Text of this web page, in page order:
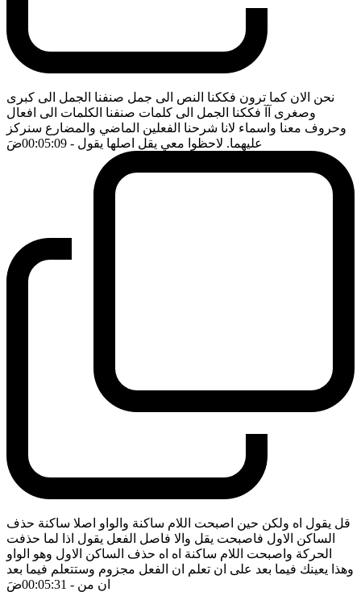
نحن الان كما ترون فككنا النص الى جمل صنفنا الجمل الى كبرى
وصغرى آآ فككنا الجمل الى كلمات صنفنا الكلمات الى افعال
وحروف معنا واسماء لانا شرحنا الفعلين الماضي والمضارع سنركز
عليهما. لاحظوا معي يقل اصلها يقول - 00:05:09 ضَ
قل يقول اه ولكن حين اصبحت اللام ساكنة والواو اصلا ساكنة حذف
الساكن الاول فاصبحت يقل والا فاصل الفعل يقول اذا لما حذفت
الحركة واصبحت اللام ساكنة اه اه حذف الساكن الاول وهو الواو
وهذا يعينك فيما بعد على ان تعلم ان الفعل مجزوم وستتعلم فيما بعد
ان من - 00:05:31 ضَ